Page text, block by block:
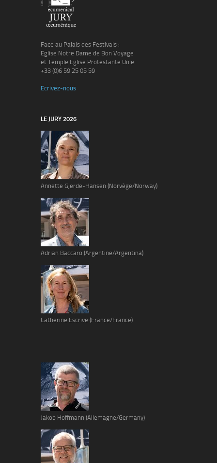
Face au Palais des Festivals :
Eglise Notre Dame de Bon Voyage
et Temple Eglise Protestante Unie
+33 (0)6 59 25 05 59
Ecrivez-nous
LE JURY 2026
Annette Gjerde-Hansen (Norvège/Norway)
Adrian Baccaro (Argentine/Argentina)
Catherine Escrive (France/France)
Jakob Hoffmann (Allemagne/Germany)